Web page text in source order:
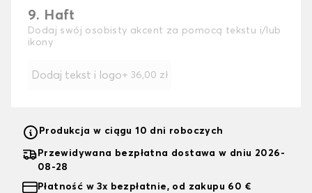
9. Haft
Dodaj swój osobisty akcent za pomocą tekstu i/lub
ikony
Dodaj tekst i logo+ 36,00 zł
Produkcja w ciągu 10 dni roboczych
Przewidywana bezpłatna dostawa w dniu 2026-
08-28
Płatność w 3x bezpłatnie, od zakupu 60 €